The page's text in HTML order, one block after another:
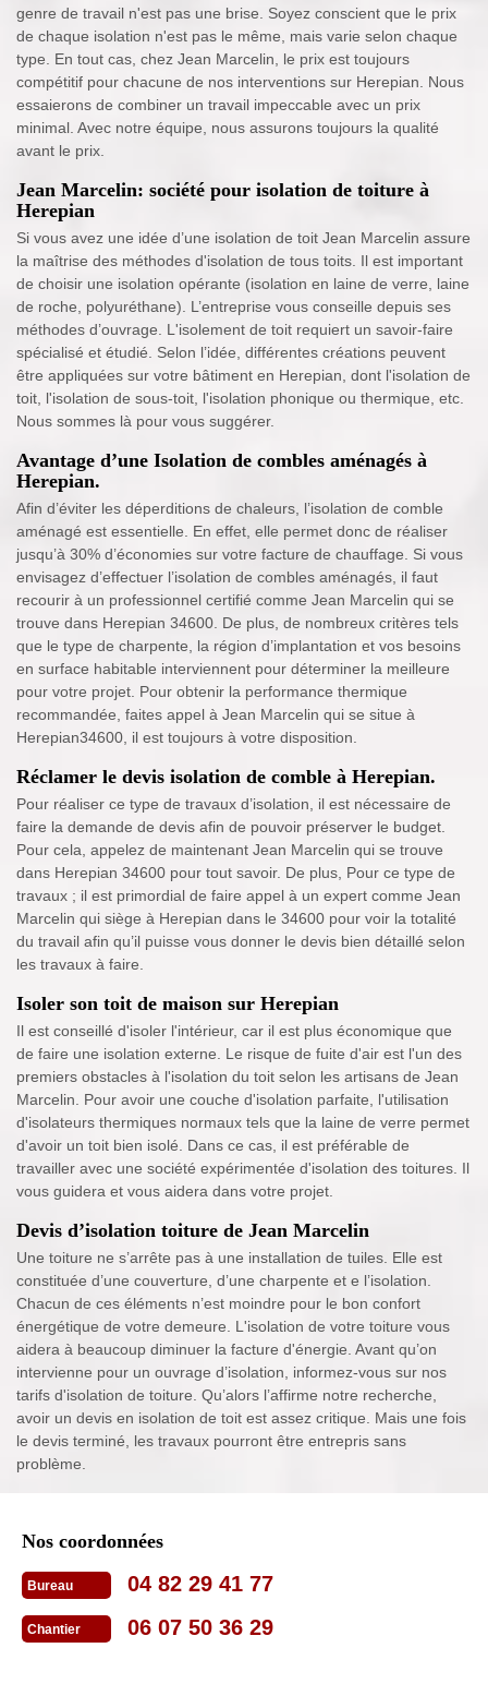
genre de travail n'est pas une brise. Soyez conscient que le prix
de chaque isolation n'est pas le même, mais varie selon chaque
type. En tout cas, chez Jean Marcelin, le prix est toujours
compétitif pour chacune de nos interventions sur Herepian. Nous
essaierons de combiner un travail impeccable avec un prix
minimal. Avec notre équipe, nous assurons toujours la qualité
avant le prix.
Jean Marcelin: société pour isolation de toiture à
Herepian
Si vous avez une idée d’une isolation de toit Jean Marcelin assure
la maîtrise des méthodes d'isolation de tous toits. Il est important
de choisir une isolation opérante (isolation en laine de verre, laine
de roche, polyuréthane). L’entreprise vous conseille depuis ses
méthodes d’ouvrage. L'isolement de toit requiert un savoir-faire
spécialisé et étudié. Selon l’idée, différentes créations peuvent
être appliquées sur votre bâtiment en Herepian, dont l'isolation de
toit, l'isolation de sous-toit, l'isolation phonique ou thermique, etc.
Nous sommes là pour vous suggérer.
Avantage d’une Isolation de combles aménagés à
Herepian.
Afin d’éviter les déperditions de chaleurs, l’isolation de comble
aménagé est essentielle. En effet, elle permet donc de réaliser
jusqu’à 30% d’économies sur votre facture de chauffage. Si vous
envisagez d’effectuer l’isolation de combles aménagés, il faut
recourir à un professionnel certifié comme Jean Marcelin qui se
trouve dans Herepian 34600. De plus, de nombreux critères tels
que le type de charpente, la région d’implantation et vos besoins
en surface habitable interviennent pour déterminer la meilleure
pour votre projet. Pour obtenir la performance thermique
recommandée, faites appel à Jean Marcelin qui se situe à
Herepian34600, il est toujours à votre disposition.
Réclamer le devis isolation de comble à Herepian.
Pour réaliser ce type de travaux d’isolation, il est nécessaire de
faire la demande de devis afin de pouvoir préserver le budget.
Pour cela, appelez de maintenant Jean Marcelin qui se trouve
dans Herepian 34600 pour tout savoir. De plus, Pour ce type de
travaux ; il est primordial de faire appel à un expert comme Jean
Marcelin qui siège à Herepian dans le 34600 pour voir la totalité
du travail afin qu’il puisse vous donner le devis bien détaillé selon
les travaux à faire.
Isoler son toit de maison sur Herepian
Il est conseillé d'isoler l'intérieur, car il est plus économique que
de faire une isolation externe. Le risque de fuite d'air est l'un des
premiers obstacles à l'isolation du toit selon les artisans de Jean
Marcelin. Pour avoir une couche d'isolation parfaite, l'utilisation
d'isolateurs thermiques normaux tels que la laine de verre permet
d'avoir un toit bien isolé. Dans ce cas, il est préférable de
travailler avec une société expérimentée d'isolation des toitures. Il
vous guidera et vous aidera dans votre projet.
Devis d’isolation toiture de Jean Marcelin
Une toiture ne s’arrête pas à une installation de tuiles. Elle est
constituée d’une couverture, d’une charpente et e l’isolation.
Chacun de ces éléments n’est moindre pour le bon confort
énergétique de votre demeure. L'isolation de votre toiture vous
aidera à beaucoup diminuer la facture d'énergie. Avant qu’on
intervienne pour un ouvrage d’isolation, informez-vous sur nos
tarifs d'isolation de toiture. Qu’alors l’affirme notre recherche,
avoir un devis en isolation de toit est assez critique. Mais une fois
le devis terminé, les travaux pourront être entrepris sans
problème.
Nos coordonnées
Bureau 04 82 29 41 77
Chantier 06 07 50 36 29